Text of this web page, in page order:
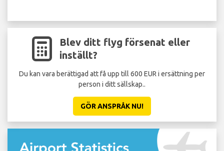
Blev ditt flyg försenat eller
inställt?
Du kan vara berättigad att få upp till 600 EUR i ersättning per
person i ditt sällskap..
GÖR ANSPRÅK NU!